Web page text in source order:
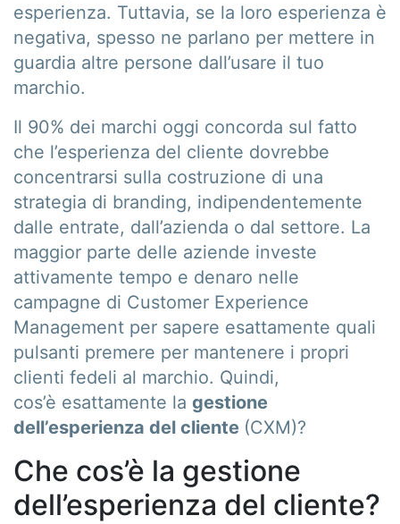
esperienza. Tuttavia, se la loro esperienza è
negativa, spesso ne parlano per mettere in
guardia altre persone dall’usare il tuo
marchio.
Il 90% dei marchi oggi concorda sul fatto
che l’esperienza del cliente dovrebbe
concentrarsi sulla costruzione di una
strategia di branding, indipendentemente
dalle entrate, dall’azienda o dal settore. La
maggior parte delle aziende investe
attivamente tempo e denaro nelle
campagne di Customer Experience
Management per sapere esattamente quali
pulsanti premere per mantenere i propri
clienti fedeli al marchio. Quindi,
cos’è esattamente la gestione
dell’esperienza del cliente (CXM)?
Che cos’è la gestione
dell’esperienza del cliente?